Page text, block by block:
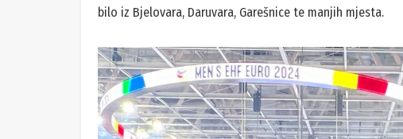
bilo iz Bjelovara, Daruvara, Garešnice te manjih mjesta.